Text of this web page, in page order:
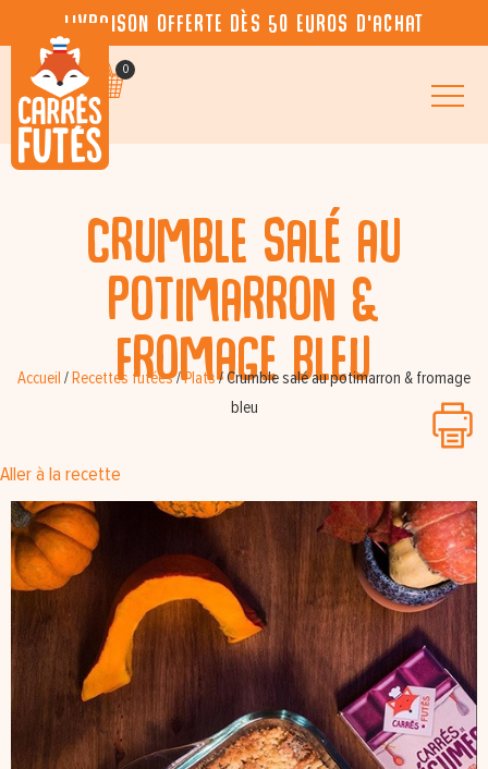
Livraison offerte dès 50 euros d’achat
0
Crumble salé au
potimarron &
fromage bleu
Accueil / Recettes futées/Plats/ Crumble salé au potimarron & fromage
bleu
Aller à la recette